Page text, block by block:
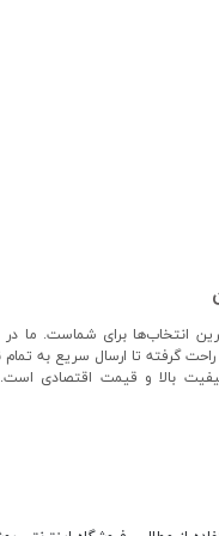
انتخاب‌ها برای شماست. ما
گرفته تا ارسال سریع به تمام
بالا و قیمت اقتصادی